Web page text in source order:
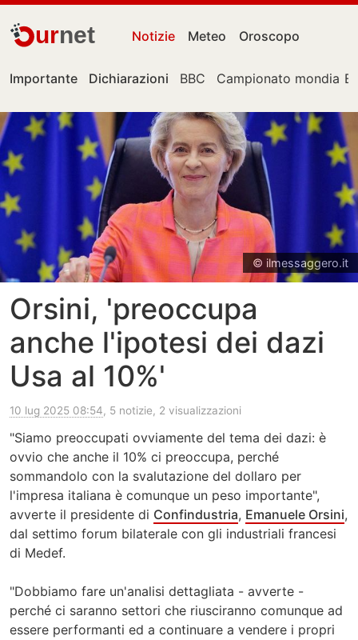
urnet Notizie Meteo Oroscopo
Importante Dichiarazioni BBC Campionato mondiale
© ilmessaggero.it
Orsini, 'preoccupa
anche l'ipotesi dei dazi
Usa al 10%'
10 lug 2025 08:54, 5 notizie, 2 visualizzazioni
"Siamo preoccupati ovviamente del tema dei dazi: è
ovvio che anche il 10% ci preoccupa, perché
sommandolo con la svalutazione del dollaro per
l'impresa italiana è comunque un peso importante",
avverte il presidente di Confindustria, Emanuele Orsini,
dal settimo forum bilaterale con gli industriali francesi
di Medef.
"Dobbiamo fare un'analisi dettagliata - avverte -
perché ci saranno settori che riusciranno comunque ad
essere performanti ed a continuare a vendere i propri